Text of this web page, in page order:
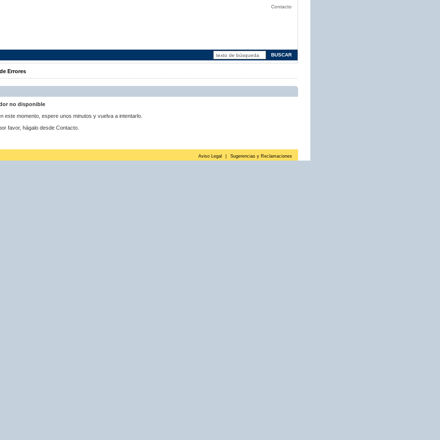
Contacto
Errores
no disponible
este momento, espere unos minutos y vuelva a intentarlo.
favor, hágalo desde Contacto.
Aviso Legal Sugerencias y Reclamaciones